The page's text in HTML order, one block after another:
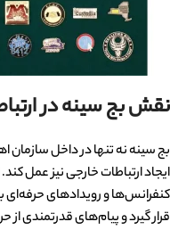
نقش بج سینه در
بج سینه نه تنها در داخل سازمان
ایجاد ارتباطات خارجی نیز عمل
کنفرانس‌ها و رویدادهای حرفه‌ای
قرار گیرد و پیام‌های قدرتمندی